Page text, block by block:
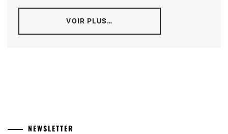
VOIR PLUS…
NEWSLETTER